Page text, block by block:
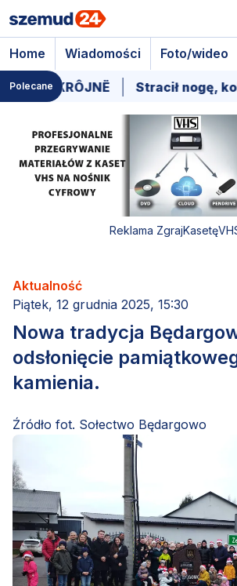
Home Wiadomości Foto/wideo
Polecane Stracił nogę, kolegę i
Reklama
Aktualność
Piątek, 12 grudnia 2025, 15:30
Nowa tradycja
odsłonięcie
kamienia.
Źródło fot. Sołectwo Będargowo